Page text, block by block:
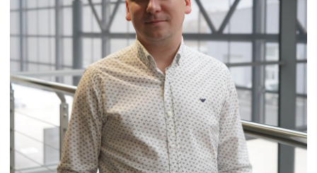
Политика обработки персональных данных
Политика использования файлов cookie
Трафик, лиды и продажи